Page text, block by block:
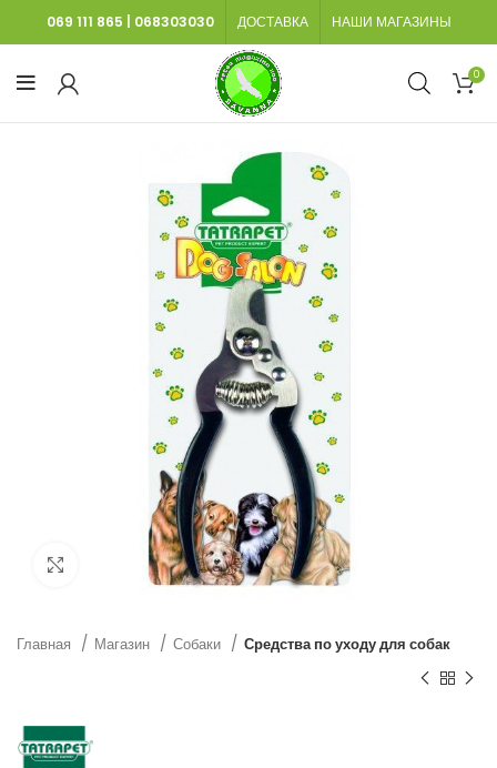
069 111 865 068303030 ДОСТАВКА НАШИ МАГАЗИНЫ
0
Нажмите, чтобы увеличить
Главная Магазин Собаки Средства по уходу для собак